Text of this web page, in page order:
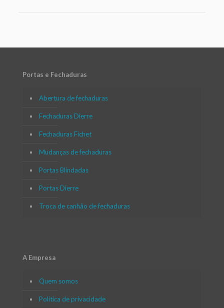
Portas e Fechaduras
Abertura de fechaduras
Fechaduras Dierre
Fechaduras Fichet
Mudanças de fechaduras
Portas Blindadas
Portas Dierre
Troca de canhão de fechaduras
A Empresa
Quem somos
Política de privacidade